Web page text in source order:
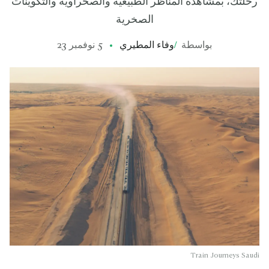
الصخرية
بواسطة /وفاء المطيري 5 نوفمبر 23
Train Journeys Saudi